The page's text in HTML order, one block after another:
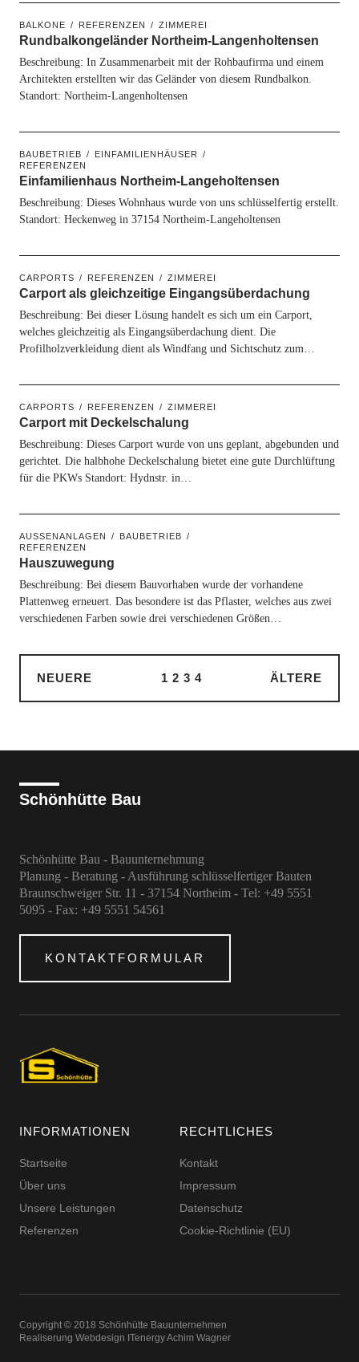
BALKONE REFERENZEN ZIMMEREI
Rundbalkongeländer Northeim-Langenholtensen
Beschreibung: In Zusammenarbeit mit der Rohbaufirma und einem
Architekten erstellten wir das Geländer von diesem Rundbalkon.
Standort: Northeim-Langenholtensen
BAUBETRIEB
EINFAMILIENHÄUSER
REFERENZEN
Einfamilienhaus Northeim-Langeholtensen
Beschreibung: Dieses Wohnhaus wurde von uns schlüsselfertig erstellt.
Standort: Heckenweg in 37154 Northeim-Langeholtensen
CARPORTS REFERENZEN ZIMMEREI
Carport als gleichzeitige Eingangsüberdachung
Beschreibung: Bei dieser Lösung handelt es sich um ein Carport,
welches gleichzeitig als Eingangsüberdachung dient. Die
Profilholzverkleidung dient als Windfang und Sichtschutz zum…
CARPORTS REFERENZEN ZIMMEREI
Carport mit Deckelschalung
Beschreibung: Dieses Carport wurde von uns geplant, abgebunden und
gerichtet. Die halbhohe Deckelschalung bietet eine gute Durchlüftung
für die PKWs Standort: Hydnstr. in…
AUSSENANLAGEN
BAUBETRIEB
REFERENZEN
Hauszuwegung
Beschreibung: Bei diesem Bauvorhaben wurde der vorhandene
Plattenweg erneuert. Das besondere ist das Pflaster, welches aus zwei
verschiedenen Farben sowie drei verschiedenen Größen…
NEUERE 1 2 3 4 ÄLTERE
Schönhütte Bau
Schönhütte Bau - Bauunternehmung
Planung - Beratung - Ausführung schlüsselfertiger Bauten
Braunschweiger Str. 11 - 37154 Northeim - Tel: +49 5551
5095 - Fax: +49 5551 54561
KONTAKTFORMULAR
INFORMATIONEN
Startseite
Über uns
Unsere Leistungen
Referenzen
RECHTLICHES
Kontakt
Impressum
Datenschutz
Cookie-Richtlinie (EU)
Copyright © 2018 Schönhütte Bauunternehmen
Realiserung Webdesign ITenergy Achim Wagner